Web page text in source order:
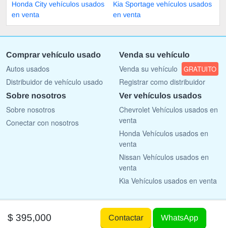
Honda City vehículos usados
en venta
Kia Sportage vehículos usados
en venta
$ 395,000 Contactar WhatsApp
Comprar vehículo usado
Autos usados
Distribuidor de vehículo usado
Venda su vehículo
Venda su vehículo GRATUITO
Registrar como distribuidor
Sobre nosotros
Sobre nosotros
Conectar con nosotros
Ver vehículos usados
Chevrolet Vehículos usados en
venta
Honda Vehículos usados en
venta
Nissan Vehículos usados en
venta
Kia Vehículos usados en venta
Copyright © 2009 - 2026 AutoList.mx All rights reserved.
Terms Of Use